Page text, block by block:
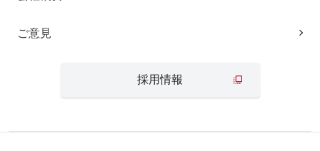
ご意見
採用情報